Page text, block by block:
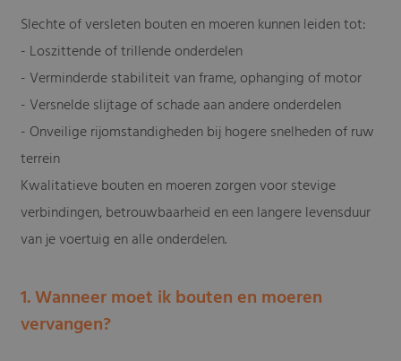
Slechte of versleten bouten en moeren kunnen leiden tot:
- Loszittende of trillende onderdelen
- Verminderde stabiliteit van frame, ophanging of motor
- Versnelde slijtage of schade aan andere onderdelen
- Onveilige rijomstandigheden bij hogere snelheden of ruw
terrein
Kwalitatieve bouten en moeren zorgen voor stevige
verbindingen, betrouwbaarheid en een langere levensduur
van je voertuig en alle onderdelen.
1. Wanneer moet ik bouten en moeren
vervangen?